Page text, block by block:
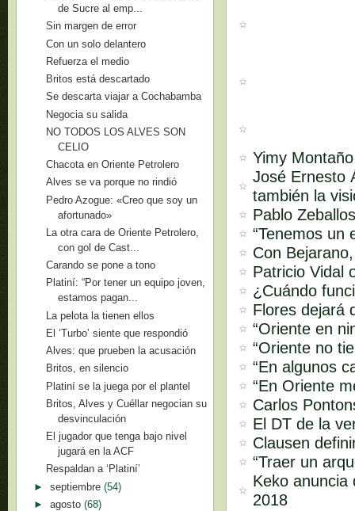
Yimy
José Ernesto
también la
Pablo
“Tenemos un
Con
Patricio Vidal
¿Cuándo
Flores dejará
“Oriente en
“Oriente no
“En algunos
“En Oriente
Carlos
El DT de la
Clausen
“Traer un
Keko anuncia
2018
de Sucre al emp...
Sin margen de error
Con un solo delantero
Refuerza el medio
Britos está descartado
Se descarta viajar a Cochabamba
Negocia su salida
NO TODOS LOS ALVES SON
CELIO
Chacota en Oriente Petrolero
Alves se va porque no rindió
Pedro Azogue: «Creo que soy un
afortunado»
La otra cara de Oriente Petrolero,
con gol de Cast...
Carando se pone a tono
Platiní: “Por tener un equipo joven,
estamos pagan...
La pelota la tienen ellos
El ‘Turbo’ siente que respondió
Alves: que prueben la acusación
Britos, en silencio
Platiní se la juega por el plantel
Britos, Alves y Cuéllar negocian su
desvinculación
El jugador que tenga bajo nivel
jugará en la ACF
Respaldan a ‘Platiní’
► septiembre (54)
► agosto (68)